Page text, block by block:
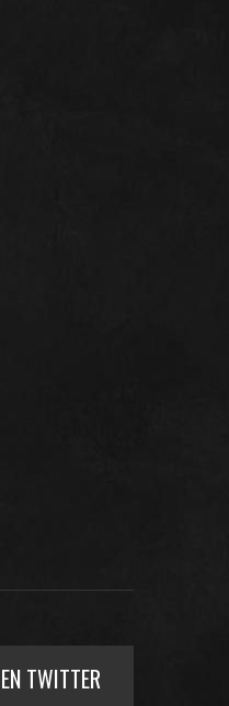
TWITTER